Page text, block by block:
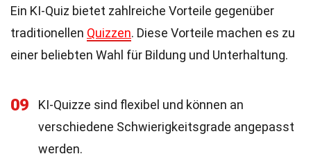
Ein KI-Quiz bietet zahlreiche Vorteile gegenüber
traditionellen Quizzen. Diese Vorteile machen es zu
einer beliebten Wahl für Bildung und Unterhaltung.
09
KI-Quizze sind flexibel und können an
verschiedene Schwierigkeitsgrade angepasst
werden.